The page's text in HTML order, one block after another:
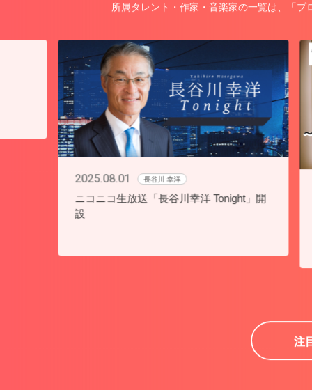
TOPIC
注目トピック
オフィス・トゥー・ワン所属タレント・作
これから挑戦していきたいことを「注目トピ
所属タレント・作家・音楽家の一覧は、「
【阿久悠】阿久悠記念館開館10周年・
久悠生誕85周年・作詞家生活55周年記